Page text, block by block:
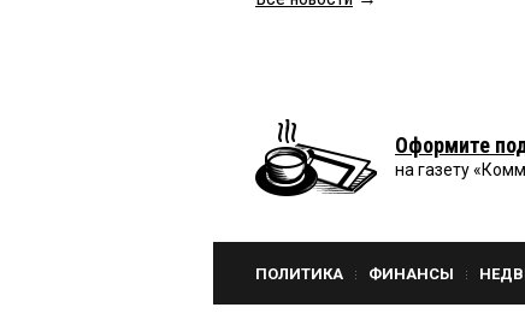
Оформите
на газету
ПОЛИТИКА ФИНАНСЫ